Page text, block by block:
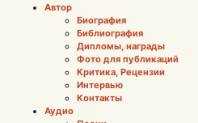
Автор
Биография
Библиография
Дипломы, награды
Фото для публикаций
Критика, Рецензии
Интервью
Контакты
Аудио